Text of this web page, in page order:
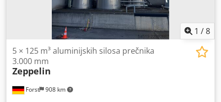
1 /8
Forst 908 km
5 × 125 m³ aluminijskih silosa prečnika
3.000 mm
Zeppelin